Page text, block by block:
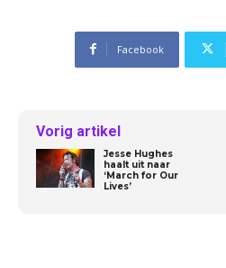
Facebook
Vorig artikel
Jesse Hughes
haalt uit naar
‘March for Our
Lives’